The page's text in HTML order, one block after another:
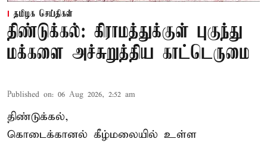
தமிழக செய்திகள்
திண்டுக்கல்: கிராமத்துக்குள் புகுந்து
மக்களை அச்சுறுத்திய காட்டெருமை
Published on: 06 Aug 2026, 2:52 am
திண்டுக்கல்,
கொடைக்கானல் கீழ்மலையில் உள்ள